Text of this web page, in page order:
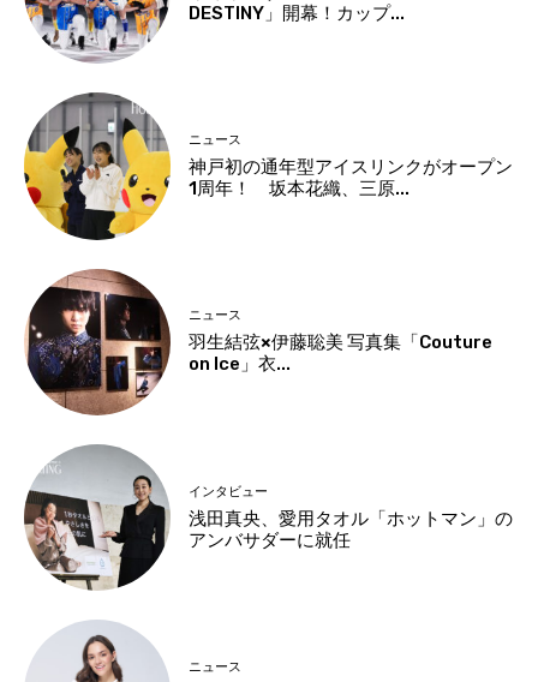
DESTINY」開幕！カップ...
ニュース
神戸初の通年型アイスリンクがオープン
1周年！ 坂本花織、三原...
ニュース
羽生結弦×伊藤聡美 写真集「Couture
on Ice」衣...
インタビュー
浅田真央、愛用タオル「ホットマン」の
アンバサダーに就任
ニュース